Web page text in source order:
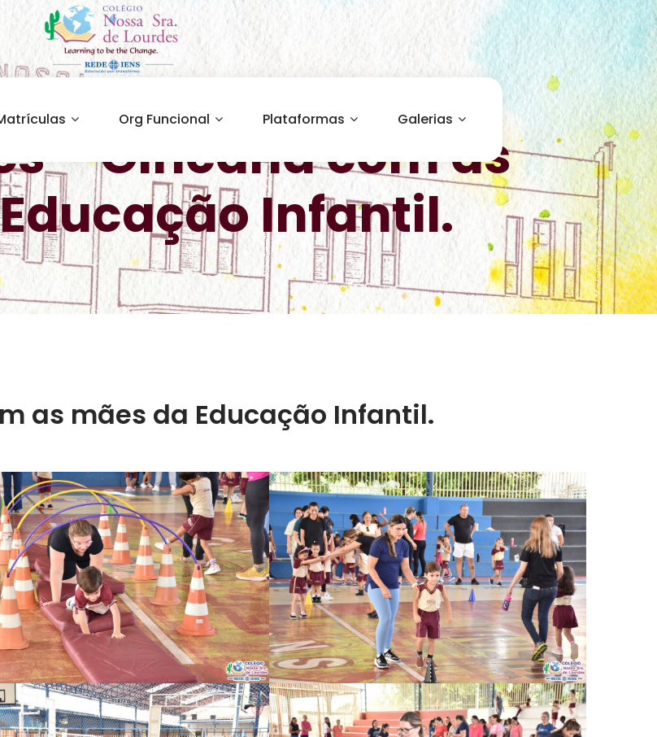
Org Funcional Plataformas Galerias
– Gincana com as
Infantil.
as mães da Educação Infantil.